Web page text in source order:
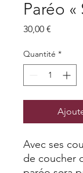
Paréo «
30,00 €
Quantité *
Avec ses
de coucher